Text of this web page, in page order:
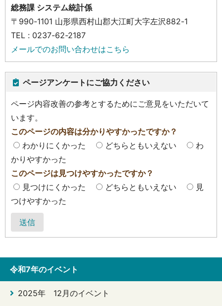
総務課 システム統計係
〒990-1101 山形県西村山郡大江町大字左沢882-1
TEL : 0237-62-2187
メールでのお問い合わせはこちら
ページアンケートにご協力ください
ページ内容改善の参考とするためにご意見をいただいて
います。
このページの内容は分かりやすかったですか？
わかりにくかった
どちらともいえない
わ
かりやすかった
このページは見つけやすかったですか？
見つけにくかった
どちらともいえない
見
つけやすかった
送信
令和7年のイベント
2025年 12月のイベント